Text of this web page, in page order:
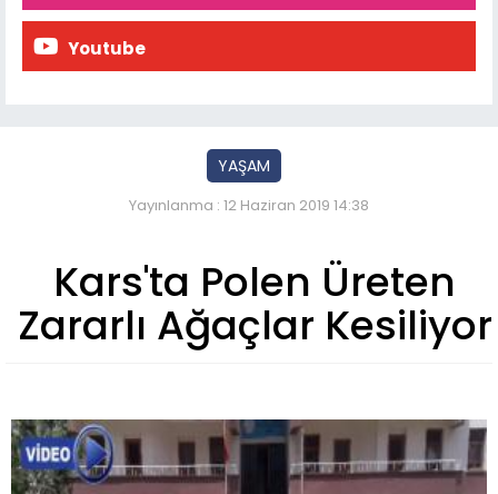
Youtube
YAŞAM
Yayınlanma : 12 Haziran 2019 14:38
Kars'ta Polen Üreten
Zararlı Ağaçlar Kesiliyor